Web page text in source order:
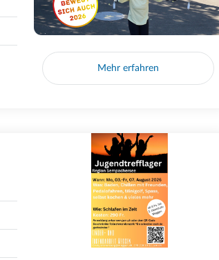
Mehr erfahren